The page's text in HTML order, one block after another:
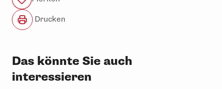
Drucken
Das könnte Sie auch
interessieren